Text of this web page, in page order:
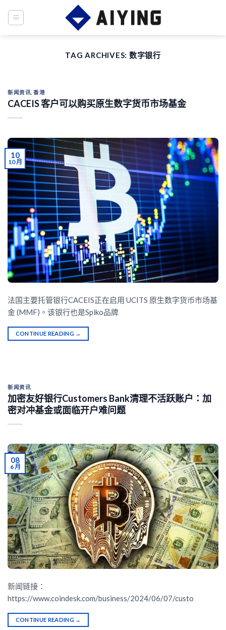
TAG ARCHIVES: 数字银行
新闻资讯 ,香港
CACEIS 客户可以购买原生数字货币市场基金
10
10 月
法国主要托管银行CACEIS正在启用 UCITS 原生数字货币市场基
金 (MMF)。该银行也是Spiko品牌
CONTINUE READING →
新闻资讯
加密友好银行Customers Bank清理不活跃账户：加
密对冲基金或面临开户难问题
08
6 月
新闻链接：
https://www.coindesk.com/business/2024/06/07/custo
CONTINUE READING →